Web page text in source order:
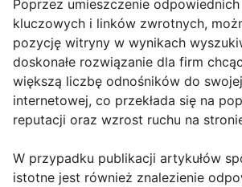
Poprzez umieszczenie odpowiednich
kluczowych i linków zwrotnych,
pozycję witryny w wynikach
doskonałe rozwiązanie dla firm
większą liczbę odnośników do
internetowej, co przekłada się na
reputacji oraz wzrost ruchu na
W przypadku publikacji artykułów
istotne jest również znalezienie